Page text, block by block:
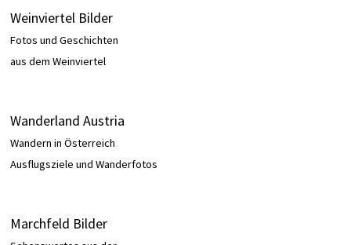
Weinviertel Bilder
Fotos und Geschichten
aus dem Weinviertel
Wanderland Austria
Wandern in Österreich
Ausflugsziele und Wanderfotos
Marchfeld Bilder